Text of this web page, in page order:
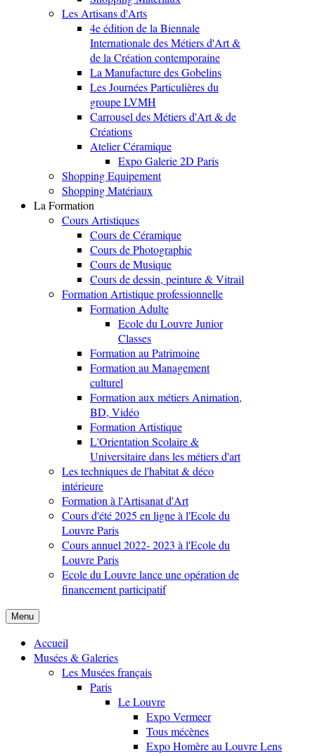
Les Artisans d'Arts
4e édition de la Biennale
Internationale des Métiers d'Art &
de la Création contemporaine
La Manufacture des Gobelins
Les Journées Particulières du
groupe LVMH
Carrousel des Métiers d'Art & de
Créations
Atelier Céramique
Expo Galerie 2D Paris
Shopping Equipement
Shopping Matériaux
La Formation
Cours Artistiques
Cours de Céramique
Cours de Photographie
Cours de Musique
Cours de dessin, peinture & Vitrail
Formation Artistique professionnelle
Formation Adulte
Ecole du Louvre Junior
Classes
Formation au Patrimoine
Formation au Management
culturel
Formation aux métiers Animation,
BD, Vidéo
Formation Artistique
L'Orientation Scolaire &
Universitaire dans les métiers d'art
Les techniques de l'habitat & déco
intérieure
Formation à l'Artisanat d'Art
Cours d'été 2025 en ligne à l'Ecole du
Louvre Paris
Cours annuel 2022- 2023 à l'Ecole du
Louvre Paris
Ecole du Louvre lance une opération de
financement participatif
Menu
Accueil
Musées & Galeries
Les Musées français
Paris
Le Louvre
Expo Vermeer
Tous mécènes
Expo Homère au Louvre Lens